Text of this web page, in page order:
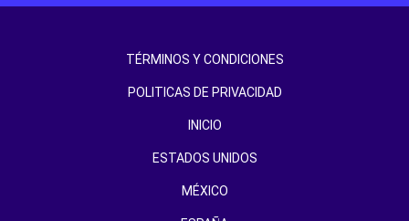
TÉRMINOS Y CONDICIONES
POLITICAS DE PRIVACIDAD
INICIO
ESTADOS UNIDOS
MÉXICO